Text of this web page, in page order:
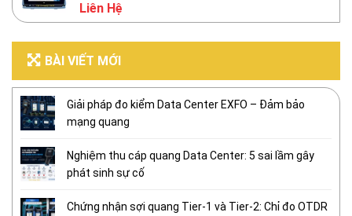
Liên Hệ
BÀI VIẾT MỚI
Giải pháp đo kiểm Data Center EXFO – Đảm bảo
mạng quang
Nghiệm thu cáp quang Data Center: 5 sai lầm gây
phát sinh sự cố
Chứng nhận sợi quang Tier-1 và Tier-2: Chỉ đo OTDR